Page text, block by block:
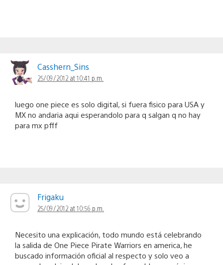
Casshern_Sins
25/09/2012 at 10:41 p.m.
luego one piece es solo digital, si fuera fisico para USA y
MX no andaria aqui esperandolo para q salgan q no hay
para mx pfff
Frigaku
25/09/2012 at 10:56 p.m.
Necesito una explicación, todo mundo está celebrando
la salida de One Piece Pirate Warriors en america, he
buscado información oficial al respecto y solo veo a